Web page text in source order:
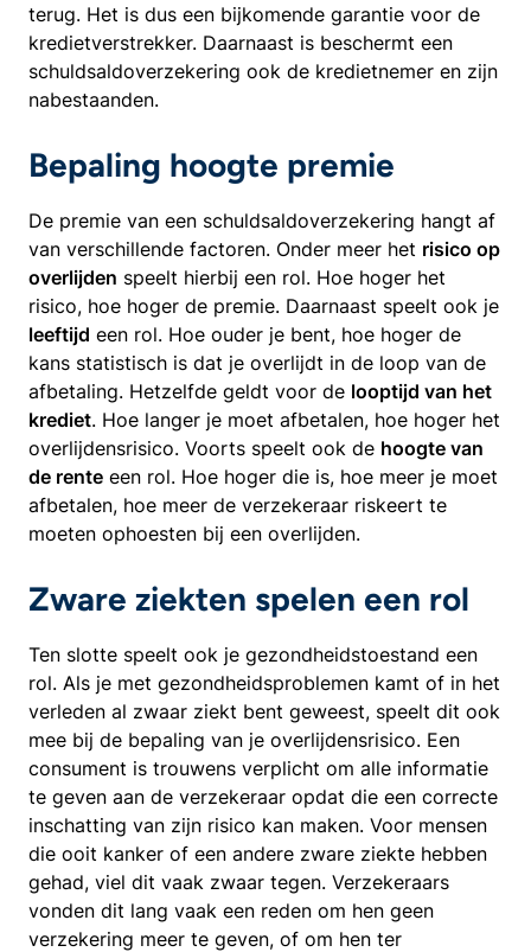
terug. Het is dus een bijkomende garantie voor de
kredietverstrekker. Daarnaast is beschermt een
schuldsaldoverzekering ook de kredietnemer en zijn
nabestaanden.
Bepaling hoogte premie
De premie van een schuldsaldoverzekering hangt af
van verschillende factoren. Onder meer het risico op
overlijden speelt hierbij een rol. Hoe hoger het
risico, hoe hoger de premie. Daarnaast speelt ook je
leeftijd een rol. Hoe ouder je bent, hoe hoger de
kans statistisch is dat je overlijdt in de loop van de
afbetaling. Hetzelfde geldt voor de looptijd van het
krediet. Hoe langer je moet afbetalen, hoe hoger het
overlijdensrisico. Voorts speelt ook de hoogte van
de rente een rol. Hoe hoger die is, hoe meer je moet
afbetalen, hoe meer de verzekeraar riskeert te
moeten ophoesten bij een overlijden.
Zware ziekten spelen een rol
Ten slotte speelt ook je gezondheidstoestand een
rol. Als je met gezondheidsproblemen kamt of in het
verleden al zwaar ziekt bent geweest, speelt dit ook
mee bij de bepaling van je overlijdensrisico. Een
consument is trouwens verplicht om alle informatie
te geven aan de verzekeraar opdat die een correcte
inschatting van zijn risico kan maken. Voor mensen
die ooit kanker of een andere zware ziekte hebben
gehad, viel dit vaak zwaar tegen. Verzekeraars
vonden dit lang vaak een reden om hen geen
verzekering meer te geven, of om hen ter